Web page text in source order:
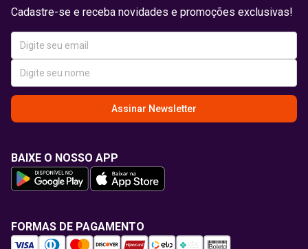
Cadastre-se e receba novidades e promoções exclusivas!
Assinar Newsletter
BAIXE O NOSSO APP
FORMAS DE PAGAMENTO